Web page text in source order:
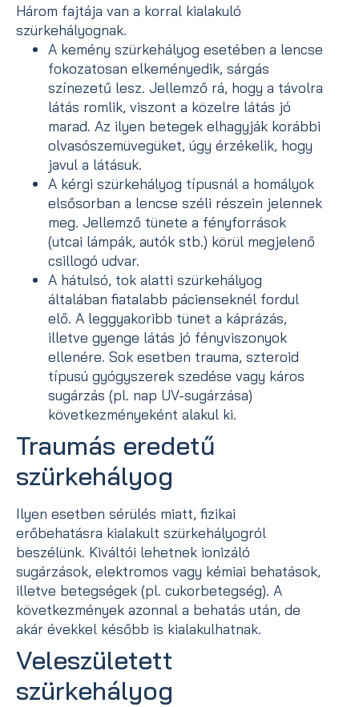
Három fajtája van a korral kialakuló
szürkehályognak.
A kemény szürkehályog esetében a lencse
fokozatosan elkeményedik, sárgás
színezetű lesz. Jellemző rá, hogy a távolra
látás romlik, viszont a közelre látás jó
marad. Az ilyen betegek elhagyják korábbi
olvasószemüvegüket, úgy érzékelik, hogy
javul a látásuk.
A kérgi szürkehályog típusnál a homályok
elsősorban a lencse széli részein jelennek
meg. Jellemző tünete a fényforrások
(utcai lámpák, autók stb.) körül megjelenő
csillogó udvar.
A hátulsó, tok alatti szürkehályog
általában fiatalabb pácienseknél fordul
elő. A leggyakoribb tünet a káprázás,
illetve gyenge látás jó fényviszonyok
ellenére. Sok esetben trauma, szteroid
típusú gyógyszerek szedése vagy káros
sugárzás (pl. nap UV-sugárzása)
következményeként alakul ki.
Traumás eredetű
szürkehályog
Ilyen esetben sérülés miatt, fizikai
erőbehatásra kialakult szürkehályogról
beszélünk. Kiváltói lehetnek ionizáló
sugárzások, elektromos vagy kémiai behatások,
illetve betegségek (pl. cukorbetegség). A
következmények azonnal a behatás után, de
akár évekkel később is kialakulhatnak.
Veleszületett
szürkehályog